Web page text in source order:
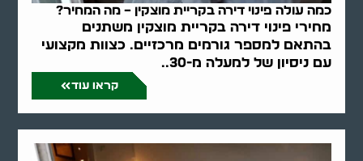
כמה עולה פינוי דירה בקריית מוצקין – מה המחיר?
מחירי פינוי דירה בקריית מוצקין משתנים
בהתאם למספר גורמים מרכזיים. כצוות מקצועי
עם ניסיון של למעלה מ-30..
קראו עוד